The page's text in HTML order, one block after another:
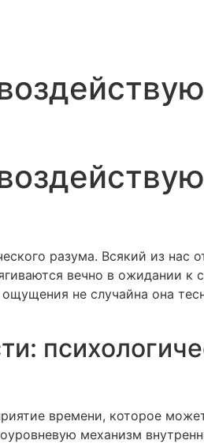
разума. Всякий из нас
вечно в ожидании к
не случайна она
времени, которое
механизм